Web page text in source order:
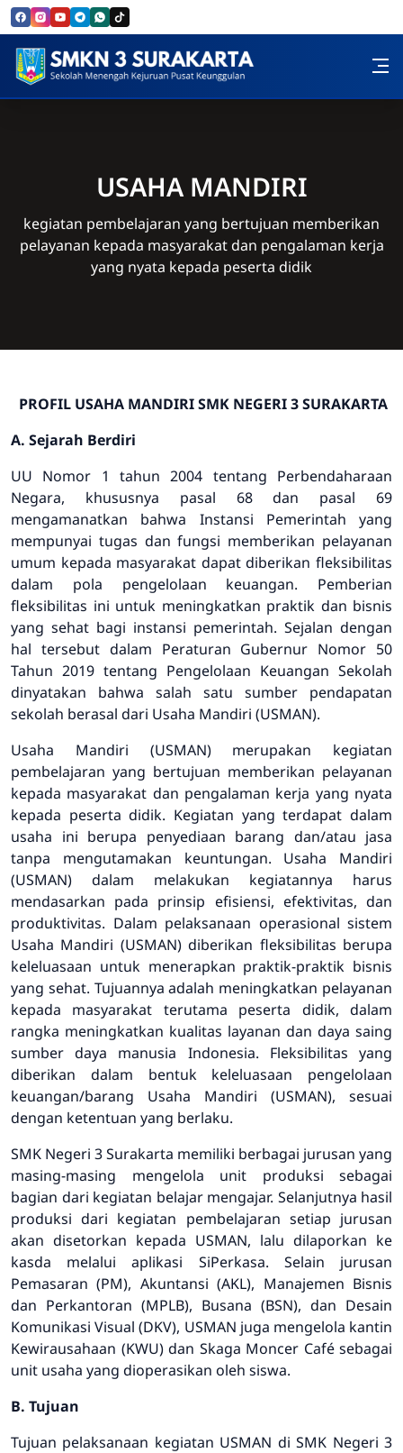
Skip to Content
SMK Negeri 3 Surakarta
USAHA MANDIRI
kegiatan pembelajaran yang bertujuan memberikan
pelayanan kepada masyarakat dan pengalaman kerja
yang nyata kepada peserta didik
PROFIL USAHA MANDIRI SMK NEGERI 3 SURAKARTA
A. Sejarah Berdiri
UU Nomor 1 tahun 2004 tentang Perbendaharaan
Negara, khususnya pasal 68 dan pasal 69
mengamanatkan bahwa Instansi Pemerintah yang
mempunyai tugas dan fungsi memberikan pelayanan
umum kepada masyarakat dapat diberikan fleksibilitas
dalam pola pengelolaan keuangan. Pemberian
fleksibilitas ini untuk meningkatkan praktik dan bisnis
yang sehat bagi instansi pemerintah. Sejalan dengan
hal tersebut dalam Peraturan Gubernur Nomor 50
Tahun 2019 tentang Pengelolaan Keuangan Sekolah
dinyatakan bahwa salah satu sumber pendapatan
sekolah berasal dari Usaha Mandiri (USMAN).
Usaha Mandiri (USMAN) merupakan kegiatan
pembelajaran yang bertujuan memberikan pelayanan
kepada masyarakat dan pengalaman kerja yang nyata
kepada peserta didik. Kegiatan yang terdapat dalam
usaha ini berupa penyediaan barang dan/atau jasa
tanpa mengutamakan keuntungan. Usaha Mandiri
(USMAN) dalam melakukan kegiatannya harus
mendasarkan pada prinsip efisiensi, efektivitas, dan
produktivitas. Dalam pelaksanaan operasional sistem
Usaha Mandiri (USMAN) diberikan fleksibilitas berupa
keleluasaan untuk menerapkan praktik-praktik bisnis
yang sehat. Tujuannya adalah meningkatkan pelayanan
kepada masyarakat terutama peserta didik, dalam
rangka meningkatkan kualitas layanan dan daya saing
sumber daya manusia Indonesia. Fleksibilitas yang
diberikan dalam bentuk keleluasaan pengelolaan
keuangan/barang Usaha Mandiri (USMAN), sesuai
dengan ketentuan yang berlaku.
SMK Negeri 3 Surakarta memiliki berbagai jurusan yang
masing-masing mengelola unit produksi sebagai
bagian dari kegiatan belajar mengajar. Selanjutnya hasil
produksi dari kegiatan pembelajaran setiap jurusan
akan disetorkan kepada USMAN, lalu dilaporkan ke
kasda melalui aplikasi SiPerkasa. Selain jurusan
Pemasaran (PM), Akuntansi (AKL), Manajemen Bisnis
dan Perkantoran (MPLB), Busana (BSN), dan Desain
Komunikasi Visual (DKV), USMAN juga mengelola kantin
Kewirausahaan (KWU) dan Skaga Moncer Café sebagai
unit usaha yang dioperasikan oleh siswa.
B. Tujuan
Tujuan pelaksanaan kegiatan USMAN di SMK Negeri 3